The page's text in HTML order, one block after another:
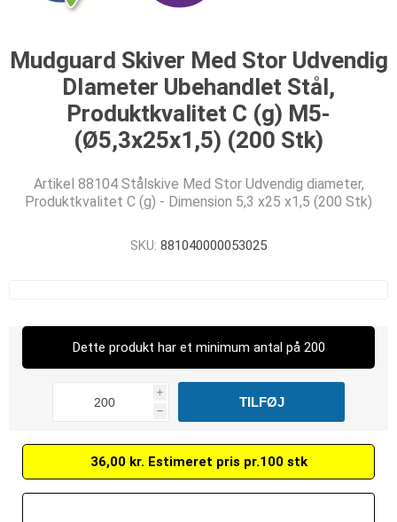
Mudguard Skiver Med Stor Udvendig
DIameter Ubehandlet Stål,
Produktkvalitet C (g) M5-
(Ø5,3x25x1,5) (200 Stk)
Artikel 88104 Stålskive Med Stor Udvendig diameter,
Produktkvalitet C (g) - Dimension 5,3 x25 x1,5 (200 Stk)
SKU: 881040000053025
Dette produkt har et minimum antal på 200
i
h
36,00 kr. Estimeret pris pr.100 stk